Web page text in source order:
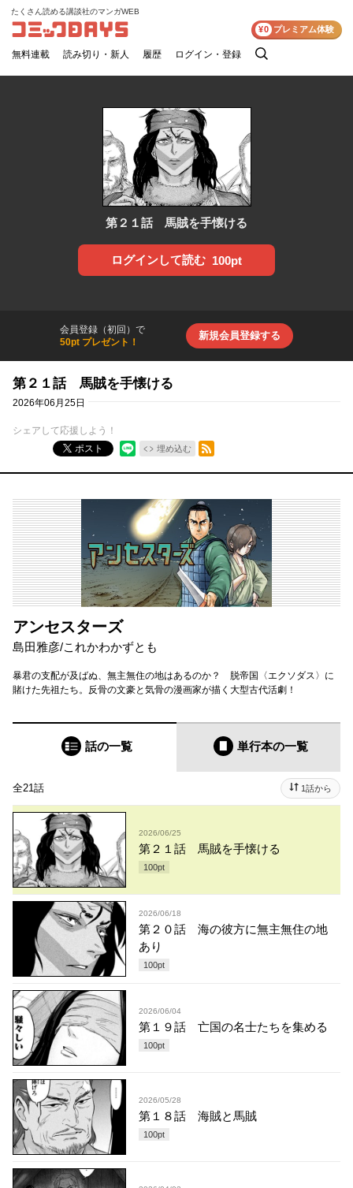
コミックDAYS
たくさん読める講談社のマンガWEB
無料連載 読み切り・新人 履歴 ログイン・登録
検
¥0 プレミアム体験
第２１話 馬賊を手懐ける
ログインして読む 100pt
会員登録（初回）で
50pt プレゼント！
新規会員登録する
第２１話 馬賊を手懐ける
2026年06月25日
シェアして応援しよう！
ポスト
埋め込む
RSSフィード
アンセスターズ
島田雅彦/これかわかずとも
暴君の支配が及ばぬ、無主無住の地はあるのか？ 脱帝国〈エクソダス〉に
賭けた先祖たち。反骨の文豪と気骨の漫画家が描く大型古代活劇！
話の一覧 単行本の一覧
全21話 1話から
2026/06/25
第２１話 馬賊を手懐ける
100pt
2026/06/18
第２０話 海の彼方に無主無住の地
あり
100pt
2026/06/04
第１９話 亡国の名士たちを集める
100pt
2026/05/28
第１８話 海賊と馬賊
100pt